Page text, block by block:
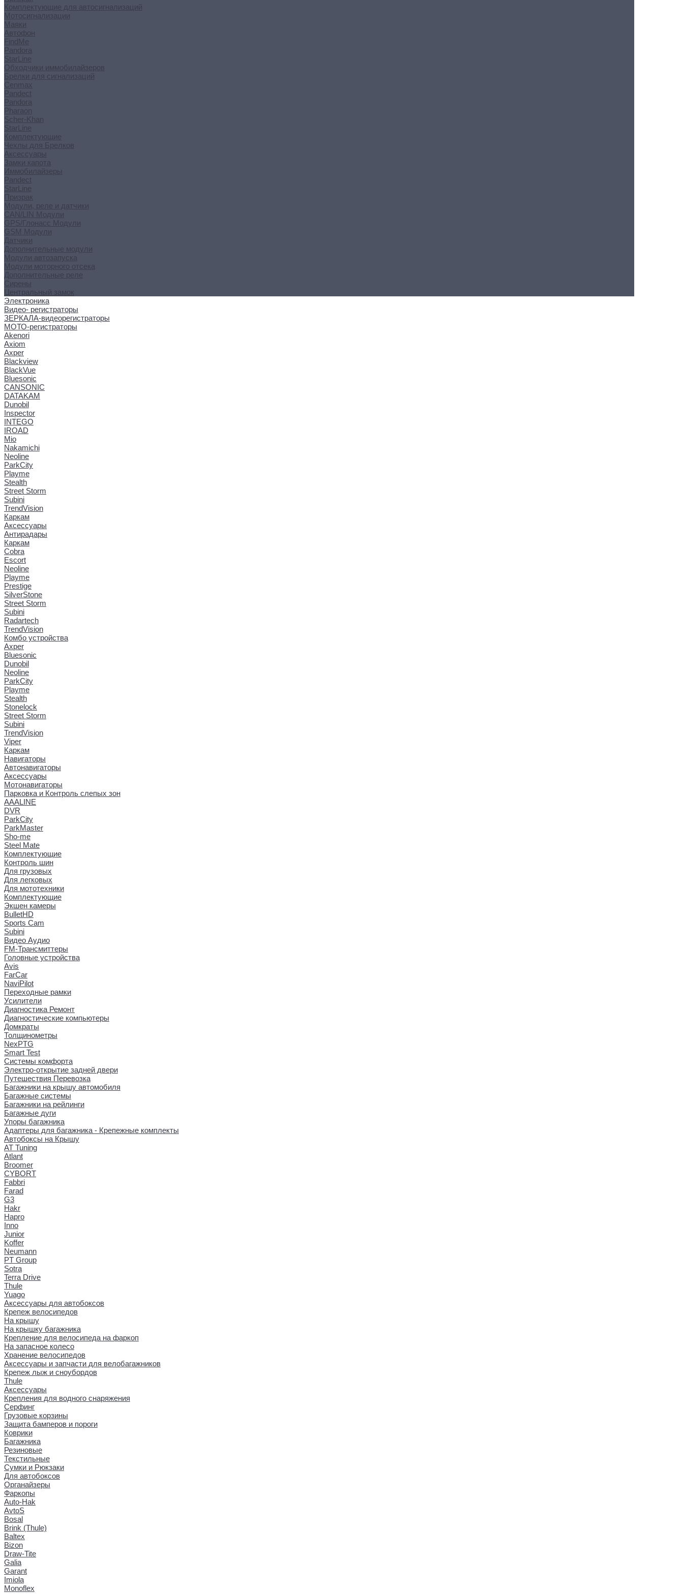
Комплектующие для автосигнализаций
Мотосигнализации
Маяки
Автофон
FindMe
Pandora
StarLine
Обходчики иммобилайзеров
Брелки для сигнализаций
Cenmax
Pandect
Pandora
Pharaon
Scher-Khan
StarLine
Комплектующие
Чехлы для Брелков
Аксессуары
Замки капота
Иммобилайзеры
Pandect
StarLine
Призрак
Модули, реле и датчики
CAN/LIN Модули
GPS/Глонасс Модули
GSM Модули
Датчики
Дополнительные модули
Модули автозапуска
Модули моторного отсека
Дополнительные реле
Сирены
Центральный замок
Электроника
Видео- регистраторы
ЗЕРКАЛА-видеорегистраторы
МОТО-регистраторы
Akenori
Axiom
Axper
Blackview
BlackVue
Bluesonic
CANSONIC
DATAKAM
Dunobil
Inspector
INTEGO
IROAD
Mio
Nakamichi
Neoline
ParkCity
Playme
Stealth
Street Storm
Subini
TrendVision
Каркам
Аксессуары
Антирадары
Каркам
Cobra
Escort
Neoline
Playme
Prestige
SilverStone
Street Storm
Subini
Radartech
TrendVision
Комбо устройства
Axper
Bluesonic
Dunobil
Neoline
ParkCity
Playme
Stealth
Stonelock
Street Storm
Subini
TrendVision
Viper
Каркам
Навигаторы
Автонавигаторы
Аксессуары
Мотонавигаторы
Парковка и Контроль слепых зон
AAALINE
DVR
ParkCity
ParkMaster
Sho-me
Steel Mate
Комплектующие
Контроль шин
Для грузовых
Для легковых
Для мототехники
Комплектующие
Экшен камеры
BulletHD
Sports Cam
Subini
Видео Аудио
FM-Трансмиттеры
Головные устройства
Avis
FarCar
NaviPilot
Переходные рамки
Усилители
Диагностика Ремонт
Диагностические компьютеры
Домкраты
Толщинометры
NexPTG
Smart Test
Системы комфорта
Электро-открытие задней двери
Путешествия Перевозка
Багажники на крышу автомобиля
Багажные системы
Багажники на рейлинги
Багажные дуги
Упоры багажника
Адаптеры для багажника - Крепежные комплекты
Автобоксы на Крышу
AT Tuning
Atlant
Broomer
CYBORT
Fabbri
Farad
G3
Hakr
Hapro
Inno
Junior
Koffer
Neumann
PT Group
Sotra
Terra Drive
Thule
Yuago
Аксессуары для автобоксов
Крепеж велосипедов
На крышу
На крышку багажника
Крепление для велосипеда на фаркоп
На запасное колесо
Хранение велосипедов
Аксессуары и запчасти для велобагажников
Крепеж лыж и сноубордов
Thule
Аксессуары
Крепления для водного снаряжения
Серфинг
Грузовые корзины
Защита бамперов и пороги
Коврики
Багажника
Резиновые
Текстильные
Сумки и Рюкзаки
Для автобоксов
Органайзеры
Фаркопы
Auto-Hak
AvtoS
Bosal
Brink (Thule)
Baltex
Bizon
Draw-Tite
Galia
Garant
Imiola
Monoflex